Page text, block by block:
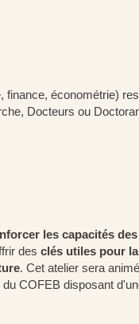
économétrie)
Docteurs ou
les capacités
des clés utiles pour
. Cet atelier sera
COFEB disposant